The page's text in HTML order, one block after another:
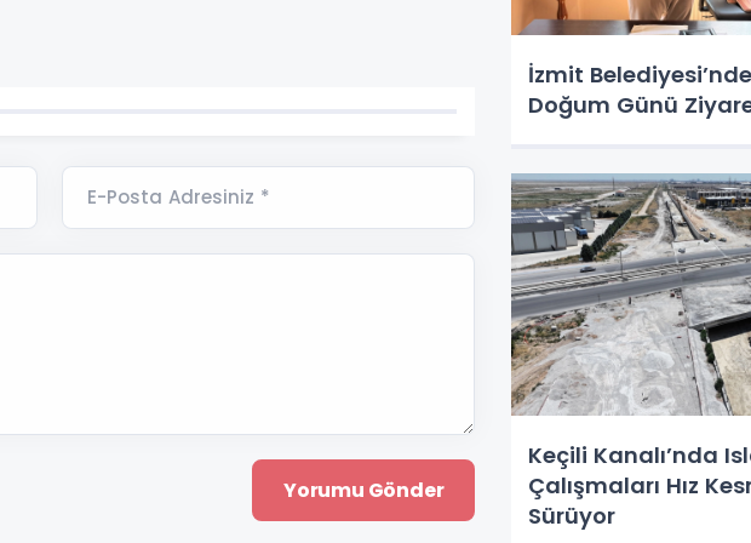
E-Posta Adresiniz *
İzmit
Doğum Günü
Keçili Kanalı’nda
Çalışmaları Hız
Sürüyor